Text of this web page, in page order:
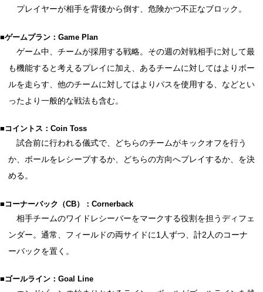
プレイヤーが相手を背後から倒す、危険かつ不正なブロック。
■ゲームプラン：Game Plan
ゲーム中、チームが採用する戦略。その週の対戦相手に対して最
も機能すると考えるプレイに加え、あるチームに対してはよりボー
ルを走らす、他のチームに対してはよりパスを使用する、などとい
ったより一般的な戦法も含む。
■コイントス：Coin Toss
試合前に行われる儀式で、どちらのチームがキックオフを行う
か、ボールをレシーブするか、どちらの方向へプレイするか、を決
める。
■コーナーバック（CB）：Cornerback
相手チームのワイドレシーバーをマークする役割を担うディフェ
ンダー。通常、フィールドの両サイドに1人ずつ、計2人のコーナ
ーバックを置く。
■ゴールライン：Goal Line